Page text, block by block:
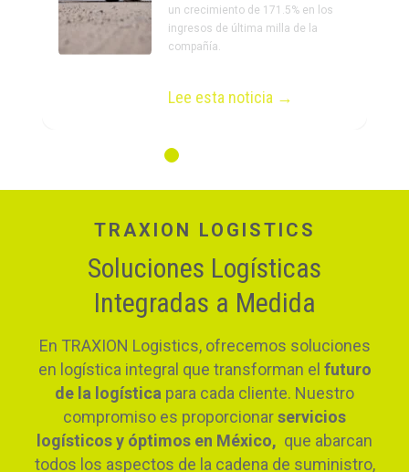
un crecimiento de 171.5% en los
ingresos de última milla de la
compañía.
Lee esta noticia →
TRAXION LOGISTICS
Soluciones Logísticas
Integradas a Medida
En TRAXION Logistics, ofrecemos soluciones
en logística integral que transforman el futuro
de la logística para cada cliente. Nuestro
compromiso es proporcionarservicios
logísticos y óptimos en México, que abarcan
todos los aspectos de la cadena de suministro,